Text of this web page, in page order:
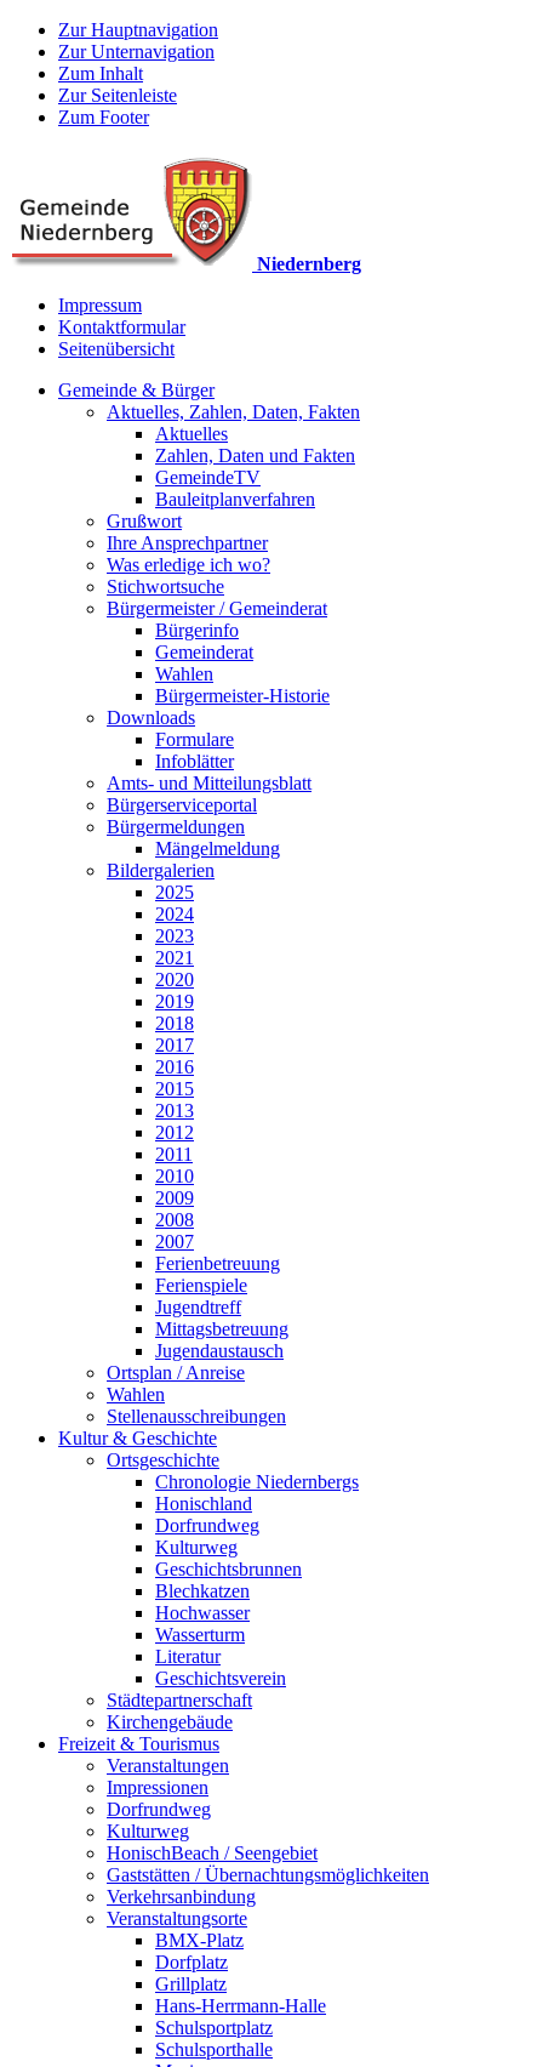
Zur Hauptnavigation
Zur Unternavigation
Zum Inhalt
Zur Seitenleiste
Zum Footer
Niedernberg
Impressum
Kontaktformular
Seitenübersicht
Gemeinde & Bürger
Aktuelles, Zahlen, Daten, Fakten
Aktuelles
Zahlen, Daten und Fakten
GemeindeTV
Bauleitplanverfahren
Grußwort
Ihre Ansprechpartner
Was erledige ich wo?
Stichwortsuche
Bürgermeister / Gemeinderat
Bürgerinfo
Gemeinderat
Wahlen
Bürgermeister-Historie
Downloads
Formulare
Infoblätter
Amts- und Mitteilungsblatt
Bürgerserviceportal
Bürgermeldungen
Mängelmeldung
Bildergalerien
2025
2024
2023
2021
2020
2019
2018
2017
2016
2015
2013
2012
2011
2010
2009
2008
2007
Ferienbetreuung
Ferienspiele
Jugendtreff
Mittagsbetreuung
Jugendaustausch
Ortsplan / Anreise
Wahlen
Stellenausschreibungen
Kultur & Geschichte
Ortsgeschichte
Chronologie Niedernbergs
Honischland
Dorfrundweg
Kulturweg
Geschichtsbrunnen
Blechkatzen
Hochwasser
Wasserturm
Literatur
Geschichtsverein
Städtepartnerschaft
Kirchengebäude
Freizeit & Tourismus
Veranstaltungen
Impressionen
Dorfrundweg
Kulturweg
HonischBeach / Seengebiet
Gaststätten / Übernachtungsmöglichkeiten
Verkehrsanbindung
Veranstaltungsorte
BMX-Platz
Dorfplatz
Grillplatz
Hans-Herrmann-Halle
Schulsportplatz
Schulsporthalle